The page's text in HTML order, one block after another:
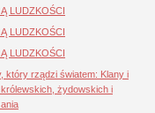
LUDZKOŚCI
LUDZKOŚCI
LUDZKOŚCI
który rządzi światem: Klany i
żydowskich i